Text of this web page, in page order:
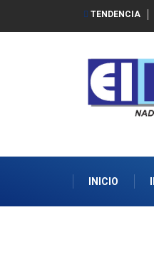
TENDENCIA
INICIO